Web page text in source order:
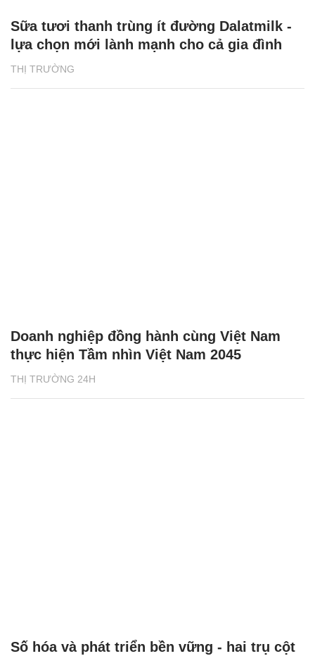
THỊ TRƯỜNG
Sữa tươi thanh trùng ít đường Dalatmilk -
lựa chọn mới lành mạnh cho cả gia đình
THỊ TRƯỜNG 24H
Doanh nghiệp đồng hành cùng Việt Nam
thực hiện Tầm nhìn Việt Nam 2045
Số hóa và phát triển bền vững - hai trụ cột